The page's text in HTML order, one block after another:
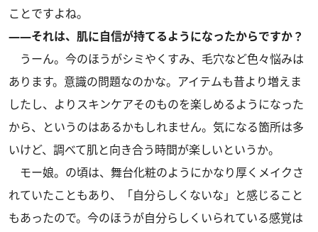
ことですよね。
――それは、肌に自信が持てるようになったからですか？
うーん。今のほうがシミやくすみ、毛穴など色々悩みは
あります。意識の問題なのかな。アイテムも昔より増えま
したし、よりスキンケアそのものを楽しめるようになった
から、というのはあるかもしれません。気になる箇所は多
いけど、調べて肌と向き合う時間が楽しいというか。
モー娘。の頃は、舞台化粧のようにかなり厚くメイクさ
れていたこともあり、「自分らしくないな」と感じること
もあったので。今のほうが自分らしくいられている感覚は